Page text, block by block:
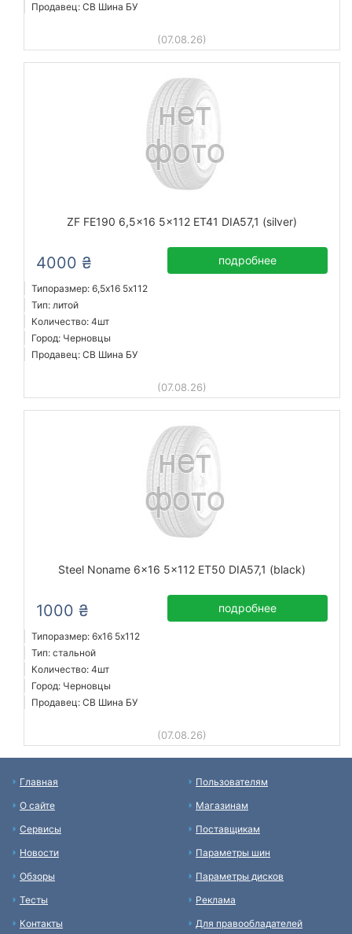
Продавец: СВ Шина БУ
(07.08.26)
ZF FE190 6,5x16 5x112 ET41 DIA57,1 (silver)
4000 ₴ подробнее
Типоразмер: 6,5x16 5х112
Тип: литой
Количество: 4шт
Город: Черновцы
Продавец: СВ Шина БУ
(07.08.26)
Steel Noname 6x16 5x112 ET50 DIA57,1 (black)
1000 ₴ подробнее
Типоразмер: 6x16 5х112
Тип: стальной
Количество: 4шт
Город: Черновцы
Продавец: СВ Шина БУ
(07.08.26)
Главная
О сайте
Сервисы
Новости
Обзоры
Тесты
Контакты
Пользователям
Магазинам
Поставщикам
Параметры шин
Параметры дисков
Реклама
Для правообладателей